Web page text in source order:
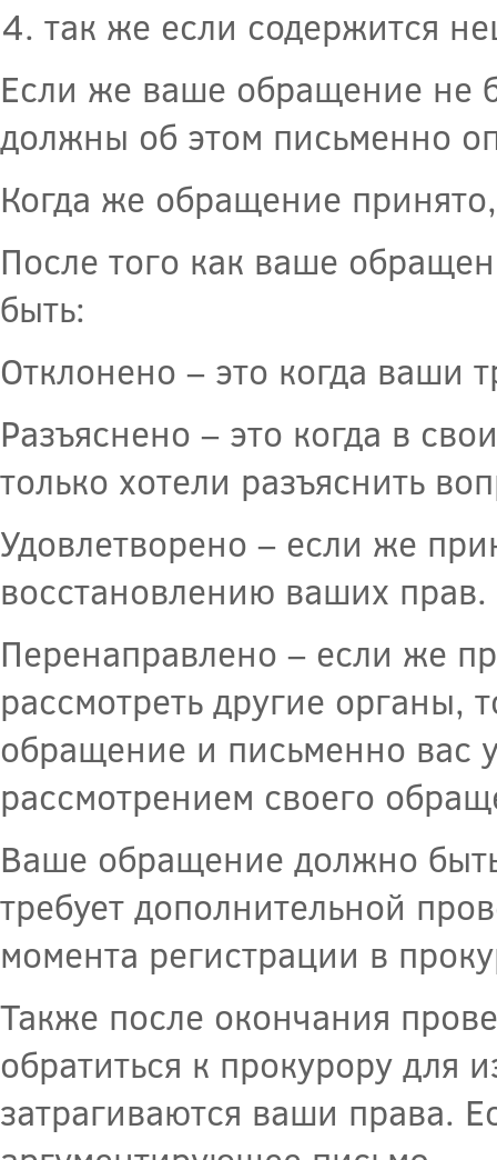
так же если содержится
Если же ваше обращение не
должны об этом письменно
Когда же обращение
После того как ваше
быть:
Отклонено – это когда ваши
Разъяснено – это когда в
только хотели разъяснить
Удовлетворено – если же
восстановлению ваших прав.
Перенаправлено – если же
рассмотреть другие
обращение и письменно вас
рассмотрением своего
Ваше обращение должно
требует дополнительной
момента регистрации в
Также после окончания
обратиться к прокурору для
затрагиваются ваши права.